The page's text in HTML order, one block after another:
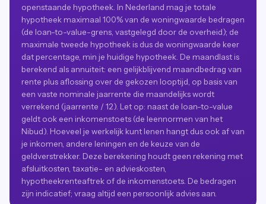
openstaande hypotheek. In Nederland mag je totale
hypotheek maximaal 100% van de woningwaarde bedragen
(de loan-to-value-grens, vastgelegd door de overheid); de
maximale tweede hypotheek is dus de woningwaarde keer
dat percentage, min je huidige hypotheek. De maandlast is
berekend als annuiteit: een gelijkblijvend maandbedrag van
rente plus aflossing over de gekozen looptijd, op basis van
een vaste nominale jaarrente die maandelijks wordt
verrekend (jaarrente / 12). Let op: naast de loan-to-value
geldt ook een inkomenstoets (de leennormen van het
Nibud). Hoeveel je werkelijk kunt lenen hangt dus ook af van
je inkomen, andere leningen en de keuze van de
geldverstrekker. Deze berekening houdt geen rekening met
afsluitkosten, taxatie- en advieskosten,
hypotheekrenteaftrek of de inkomenstoets. De bedragen
zijn indicatief; vraag altijd een persoonlijk advies aan.